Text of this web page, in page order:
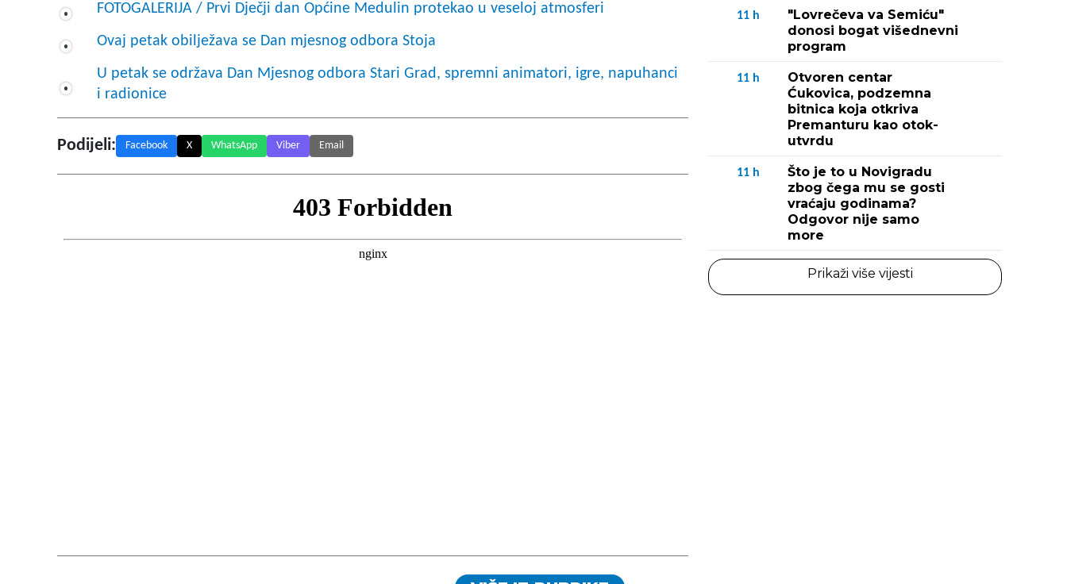
FOTOGALERIJA / Prvi Dječji dan Općine Medulin protekao u veseloj atmosferi
Ovaj petak obilježava se Dan mjesnog odbora Stoja
U petak se održava Dan Mjesnog odbora Stari Grad, spremni animatori, igre, napuhanci
i radionice
Podijeli: Facebook X WhatsApp Viber Email
11 h
"Lovrečeva va Semiću"
donosi bogat višednevni
program
11 h
Otvoren centar
Ćukovica, podzemna
bitnica koja otkriva
Premanturu kao otok-
utvrdu
11 h
Što je to u Novigradu
zbog čega mu se gosti
vraćaju godinama?
Odgovor nije samo
more
Prikaži više vijesti